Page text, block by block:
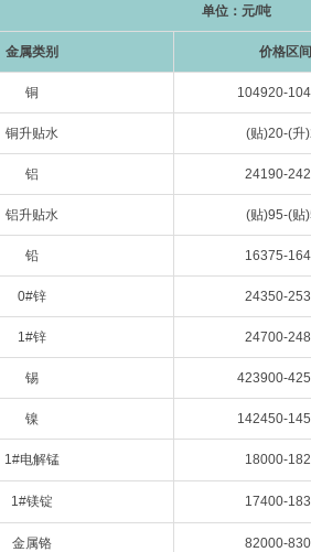
单位：元/吨
金属类别 价格区间
铜 104920-
铜升贴水 (贴)20-(升
铝 24190-
铝升贴水 (贴)95-(贴
铅 16375-
0#锌 24350-
1#锌 24700-
锡 423900-
镍 142450-
1#电解锰 18000-
1#镁锭 17400-
金属铬 82000-